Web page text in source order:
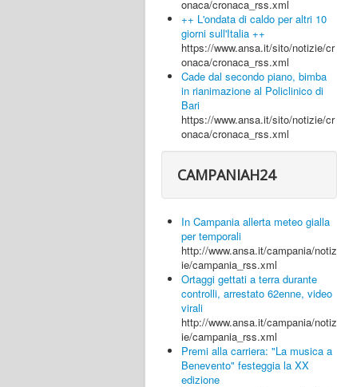
onaca/cronaca_rss.xml
++ L'ondata di caldo per altri 10
giorni sull'Italia ++
https://www.ansa.it/sito/notizie/cr
onaca/cronaca_rss.xml
Cade dal secondo piano, bimba
in rianimazione al Policlinico di
Bari
https://www.ansa.it/sito/notizie/cr
onaca/cronaca_rss.xml
CAMPANIAH24
In Campania allerta meteo gialla
per temporali
http://www.ansa.it/campania/notiz
ie/campania_rss.xml
Ortaggi gettati a terra durante
controlli, arrestato 62enne, video
virali
http://www.ansa.it/campania/notiz
ie/campania_rss.xml
Premi alla carriera: "La musica a
Benevento" festeggia la XX
edizione